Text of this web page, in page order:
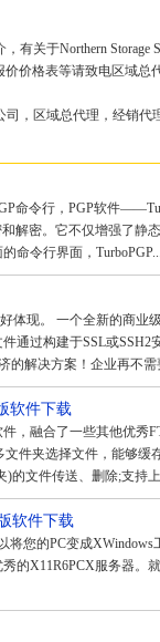
，有关于Northern
价格表等请致电区域总
司，区域总代理，经销代
命令行，PGP软件
解密。它不仅增强了静
命令行界面，
体现。 一个全新的商业
通过构建于SSL或
的解决方案！企业再不
软件下载
，融合了一些其他优秀
件夹选择文件，能够缓
的文件传送、删除;支持
软件下载
将您的PC变成
的X11R6PCX服务器。